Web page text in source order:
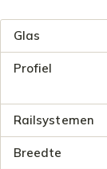
Glas
Profiel
Railsystemen
Breedte